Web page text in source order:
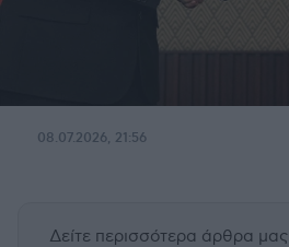
08.07.2026, 21:56
Δείτε περισσότερα άρθρα μας